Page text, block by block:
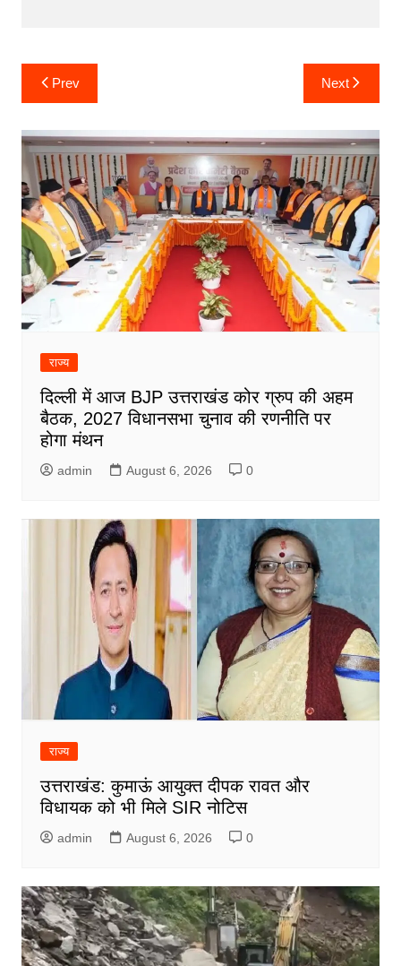
Post
navigation
Prev Next
राज्य
दिल्ली में आज BJP उत्तराखंड कोर ग्रुप की अहम
बैठक, 2027 विधानसभा चुनाव की रणनीति पर
होगा मंथन
admin August 6, 2026 0
राज्य
उत्तराखंड: कुमाऊं आयुक्त दीपक रावत और
विधायक को भी मिले SIR नोटिस
admin August 6, 2026 0